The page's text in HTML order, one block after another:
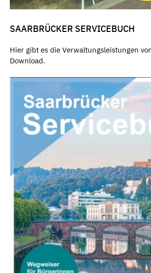
SAARBRÜCKER SERVICEBUCH
Hier gibt es die Verwaltungsleistungen
Download.